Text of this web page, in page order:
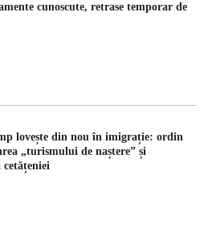
cunoscute, retrase temporar de
lovește din nou în imigrație: ordin
„turismului de naștere” și
cetățeniei